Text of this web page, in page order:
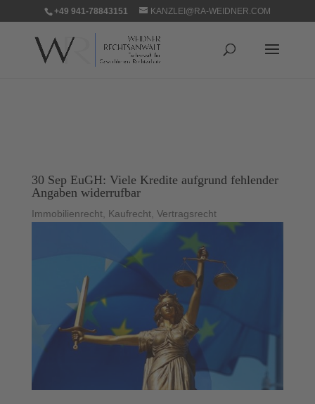
+49 941-78843151 KANZLEI@RA-WEIDNER.COM
30 Sep EuGH: Viele Kredite aufgrund fehlender
Angaben widerrufbar
Immobilienrecht, Kaufrecht, Vertragsrecht